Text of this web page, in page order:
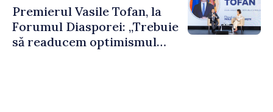
puternice”
Premierul Vasile Tofan, la
Forumul Diasporei: „Trebuie
să readucem optimismul